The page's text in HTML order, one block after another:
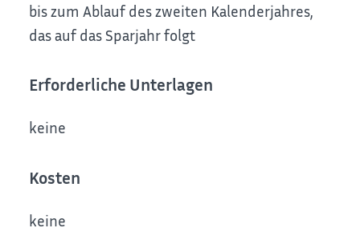
bis zum Ablauf des zweiten Kalenderjahres,
das auf das Sparjahr folgt
Erforderliche Unterlagen
keine
Kosten
keine